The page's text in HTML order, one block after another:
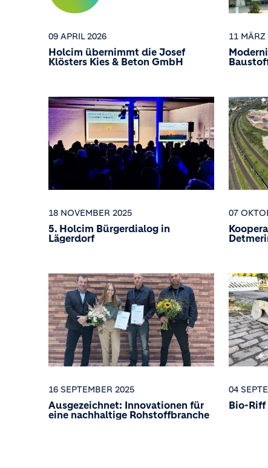
09 APRIL 2026
Holcim übernimmt die Josef
Klösters Kies & Beton GmbH
11 MÄRZ
18 NOVEMBER 2025
5. Holcim Bürgerdialog in
Lägerdorf
07
16 SEPTEMBER 2025
Ausgezeichnet: Innovationen für
eine nachhaltige Rohstoffbranche
04
Bio-Riff